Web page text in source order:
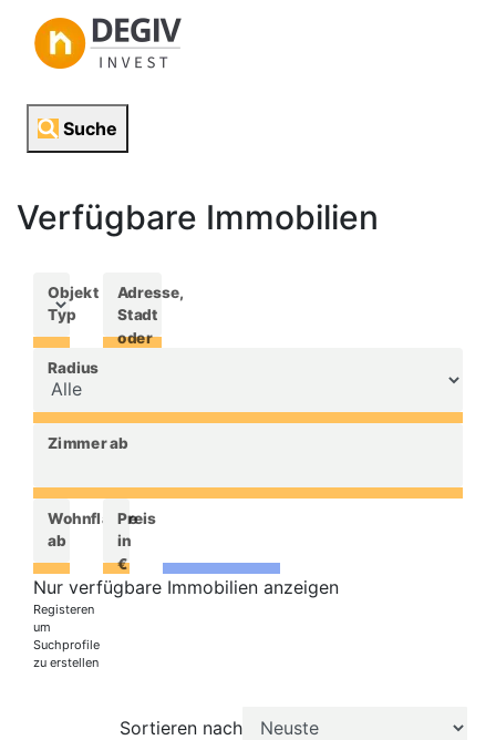
Suche
Verfügbare Immobilien
Objekt
Typ
Adresse,
Stadt
oder
Radius
Zimmer ab
Wohnfläche
ab
Preis
in
€
Nur verfügbare Immobilien anzeigen
Registeren
um
Suchprofile
zu erstellen
Sortieren nach